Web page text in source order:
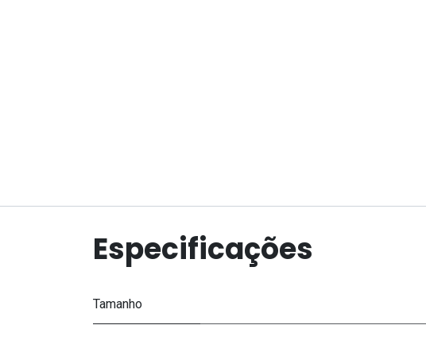
Especificações
Tamanho